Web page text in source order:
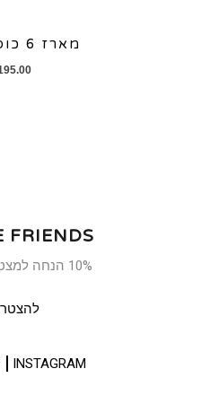
מארז 6 כוסות בירה
FRIENDS
10% הנחה למצטרפים חדשים
INSTAGRAM